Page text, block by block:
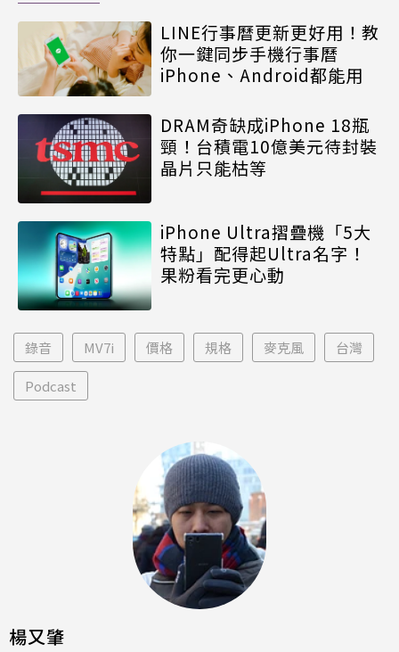
LINE行事曆更新更好用！教
你一鍵同步手機行事曆
iPhone、Android都能用
DRAM奇缺成iPhone 18瓶
頸！台積電10億美元待封裝
晶片只能枯等
iPhone Ultra摺疊機「5大
特點」配得起Ultra名字！
果粉看完更心動
錄音 MV7i 價格 規格 麥克風 台灣
Podcast
楊又肇